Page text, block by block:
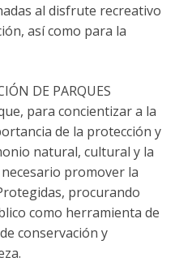
al disfrute recreativo
así como para la
DE PARQUES
para concientizar a la
de la protección y
natural, cultural y la
promover la
procurando
como herramienta de
conservación y